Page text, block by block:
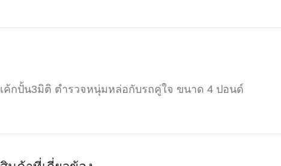
เค้กปั้น3มิติ ตำรวจหนุ่มหล่อกับรถคู่ใจ ขนาด 4 ปอนด์